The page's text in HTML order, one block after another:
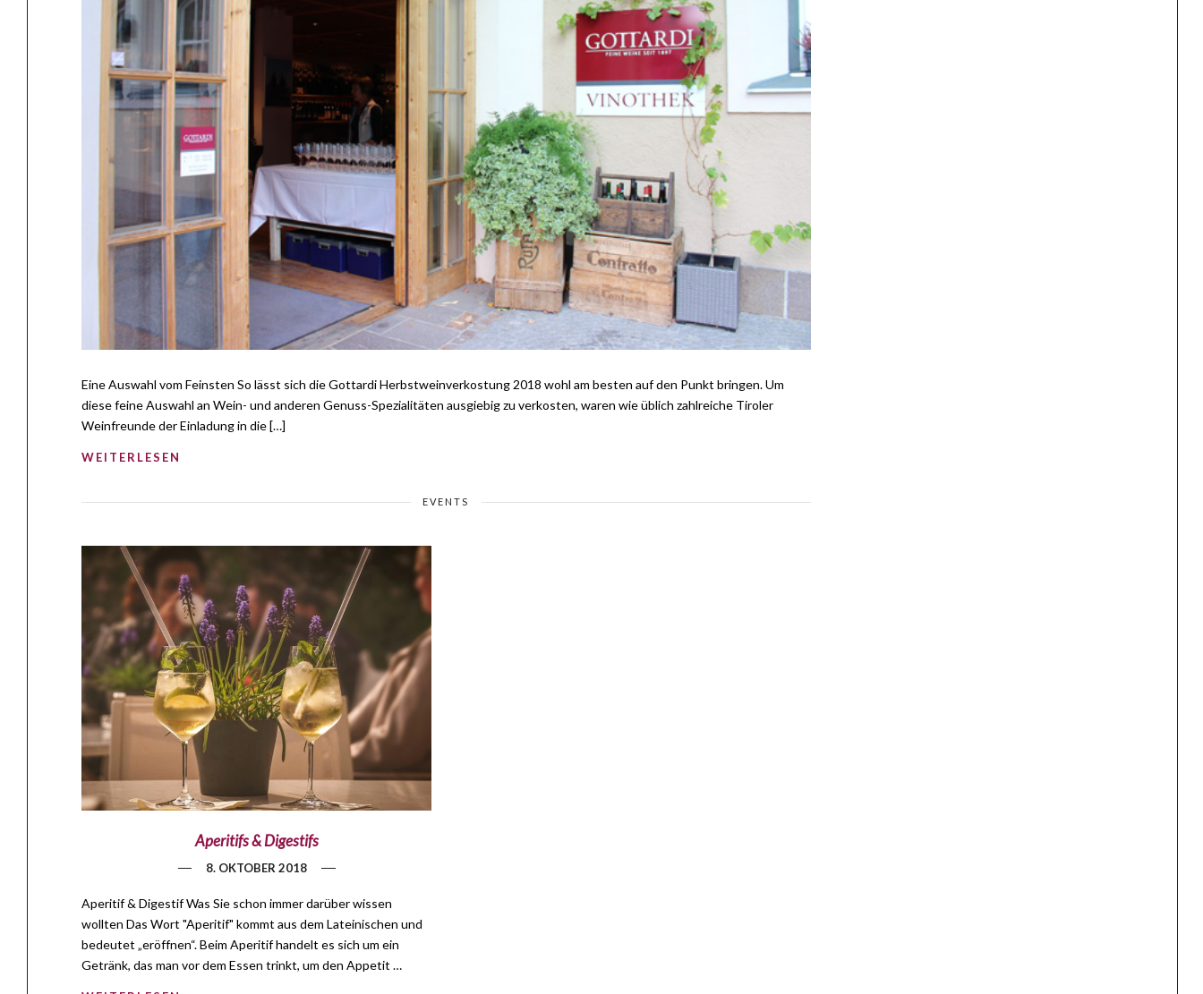
Eine Auswahl vom Feinsten So lässt sich die Gottardi Herbstweinverkostung 2018 wohl am besten auf den Punkt bringen. Um
diese feine Auswahl an Wein- und anderen Genuss-Spezialitäten ausgiebig zu verkosten, waren wie üblich zahlreiche Tiroler
Weinfreunde der Einladung in die […]
WEITERLESEN
EVENTS
Aperitifs & Digestifs
8. OKTOBER 2018
Aperitif & Digestif Was Sie schon immer darüber wissen
wollten Das Wort "Aperitif" kommt aus dem Lateinischen und
bedeutet „eröffnen“. Beim Aperitif handelt es sich um ein
Getränk, das man vor dem Essen trinkt, um den Appetit …